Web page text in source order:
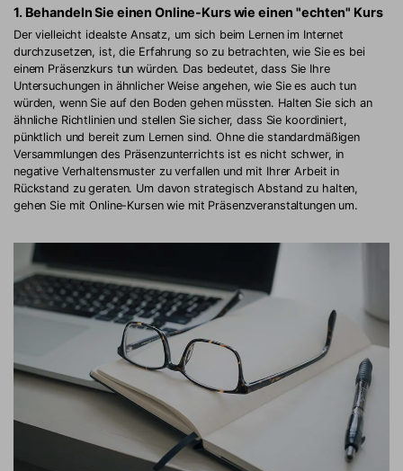
1. Behandeln Sie einen Online-Kurs wie einen "echten" Kurs
Der vielleicht idealste Ansatz, um sich beim Lernen im Internet
durchzusetzen, ist, die Erfahrung so zu betrachten, wie Sie es bei
einem Präsenzkurs tun würden. Das bedeutet, dass Sie Ihre
Untersuchungen in ähnlicher Weise angehen, wie Sie es auch tun
würden, wenn Sie auf den Boden gehen müssten. Halten Sie sich an
ähnliche Richtlinien und stellen Sie sicher, dass Sie koordiniert,
pünktlich und bereit zum Lernen sind. Ohne die standardmäßigen
Versammlungen des Präsenzunterrichts ist es nicht schwer, in
negative Verhaltensmuster zu verfallen und mit Ihrer Arbeit in
Rückstand zu geraten. Um davon strategisch Abstand zu halten,
gehen Sie mit Online-Kursen wie mit Präsenzveranstaltungen um.